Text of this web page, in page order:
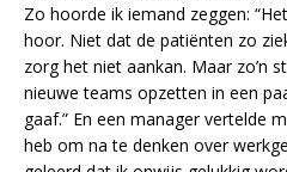
Zo hoorde ik iemand zeggen:
hoor. Niet dat de patiënten zo
zorg het niet aankan. Maar zo’n
nieuwe teams opzetten in een
gaaf.” En een manager vertelde
heb om na te denken over